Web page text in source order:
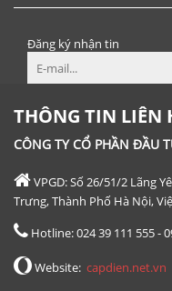
Đăng ký nhận tin
THÔNG TIN LIÊN
CÔNG TY CỔ PHẦN ĐẦU
VPGD: Số 26/51/2 Lãng
Trưng, Thành Phố Hà Nội,
Hotline: 024 39 111 555 -
Website: capdien.net.vn